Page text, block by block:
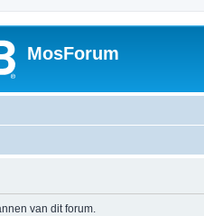
MosForum
van dit forum.